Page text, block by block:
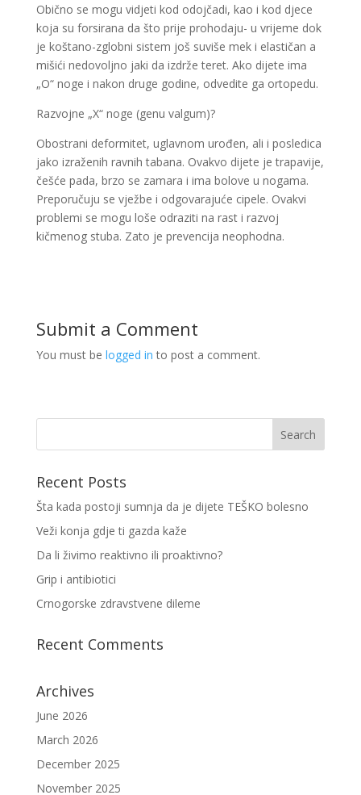
Obično se mogu vidjeti kod odojčadi, kao i kod djece
koja su forsirana da što prije prohodaju- u vrijeme dok
je koštano-zglobni sistem još suviše mek i elastičan a
mišići nedovoljno jaki da izdrže teret. Ako dijete ima
„O“ noge i nakon druge godine, odvedite ga ortopedu.
Razvojne „X“ noge (genu valgum)?
Obostrani deformitet, uglavnom urođen, ali i posledica
jako izraženih ravnih tabana. Ovakvo dijete je trapavije,
češće pada, brzo se zamara i ima bolove u nogama.
Preporučuju se vježbe i odgovarajuće cipele. Ovakvi
problemi se mogu loše odraziti na rast i razvoj
kičmenog stuba. Zato je prevencija neophodna.
Submit a Comment
You must be logged in to post a comment.
Recent Posts
Šta kada postoji sumnja da je dijete TEŠKO bolesno
Veži konja gdje ti gazda kaže
Da li živimo reaktivno ili proaktivno?
Grip i antibiotici
Crnogorske zdravstvene dileme
Recent Comments
Archives
June 2026
March 2026
December 2025
November 2025